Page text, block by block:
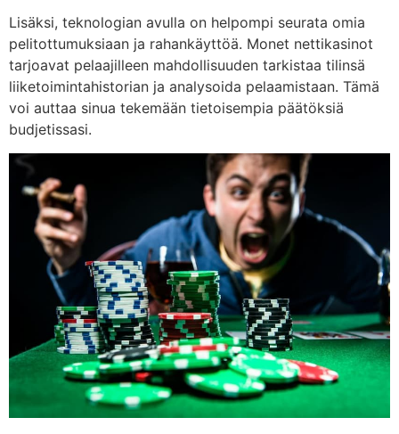
Lisäksi, teknologian avulla on helpompi seurata omia
pelitottumuksiaan ja rahankäyttöä. Monet nettikasinot
tarjoavat pelaajilleen mahdollisuuden tarkistaa tilinsä
liiketoimintahistorian ja analysoida pelaamistaan. Tämä
voi auttaa sinua tekemään tietoisempia päätöksiä
budjetissasi.